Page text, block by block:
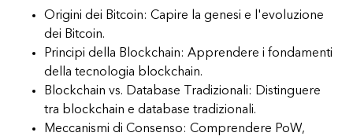
Origini dei Bitcoin: Capire la genesi e l'evoluzione
dei Bitcoin.
Principi della Blockchain: Apprendere i fondamenti
della tecnologia blockchain.
Blockchain vs. Database Tradizionali: Distinguere
tra blockchain e database tradizionali.
Meccanismi di Consenso: Comprendere PoW,